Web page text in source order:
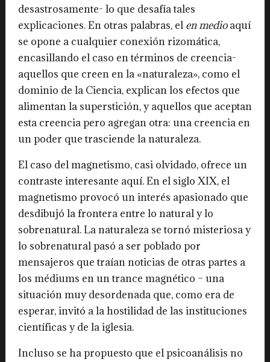
desastrosamente- lo que desafía tales
explicaciones. En otras palabras, el en medioaquí
se opone a cualquier conexión rizomática,
encasillando el caso en términos de creencia-
aquellos que creen en la «naturaleza», como el
dominio de la Ciencia, explican los efectos que
alimentan la superstición, y aquellos que aceptan
esta creencia pero agregan otra: una creencia en
un poder que trasciende la naturaleza.
El caso del magnetismo, casi olvidado, ofrece un
contraste interesante aquí. En el siglo XIX, el
magnetismo provocó un interés apasionado que
desdibujó la frontera entre lo natural y lo
sobrenatural. La naturaleza se tornó misteriosa y
lo sobrenatural pasó a ser poblado por
mensajeros que traían noticias de otras partes a
los médiums en un trance magnético – una
situación muy desordenada que, como era de
esperar, invitó a la hostilidad de las instituciones
científicas y de la iglesia.
Incluso se ha propuesto que el psicoanálisis no